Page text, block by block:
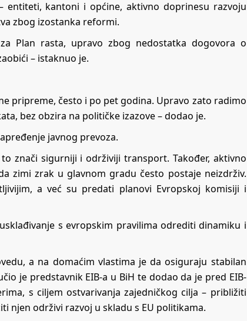
entiteti, kantoni i općine, aktivno doprinesu razvoju
zbog izostanka reformi.
Plan rasta, upravo zbog nedostatka dogovora o
– istaknuo je.
pripreme, često i po pet godina. Upravo zato radimo
bez obzira na političke izazove – dodao je.
javnog prevoza.
znači sigurniji i održiviji transport. Također, aktivno
zimi zrak u glavnom gradu često postaje neizdrživ.
a već su predati planovi Evropskoj komisiji i
s evropskim pravilima odrediti dinamiku i
a na domaćim vlastima je da osiguraju stabilan
je predstavnik EIB-a u BiH te dodao da je pred EIB-
s ciljem ostvarivanja zajedničkog cilja – približiti
njen održivi razvoj u skladu s EU politikama.